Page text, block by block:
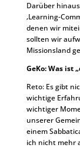
Darüber
‚Learning-
denen wir
sollten wir
Missionsland
GeKo: Was ist
Reto: Es gibt
wichtige
wichtiger
unserer
einem
ich nicht mehr